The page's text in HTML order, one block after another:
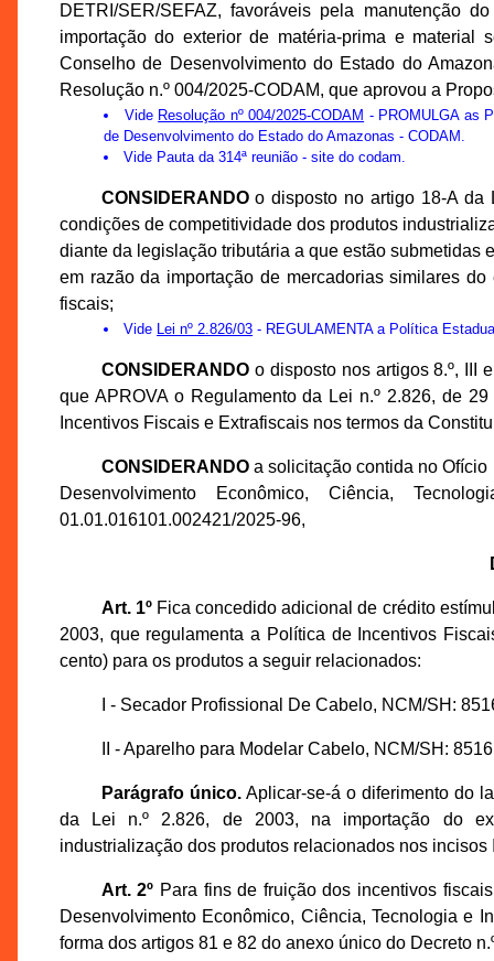
DETRI/SER/SEFAZ, favoráveis pela manutenção
importação do exterior de matéria-prima e
Conselho de Desenvolvimento do Estado do
Resolução n.º 004/2025-CODAM, que aprovou a
Vide Resolução nº 004/2025-CODAM - PROMULGA as
de Desenvolvimento do Estado do Amazonas - CODAM.
Vide Pauta da 314ª reunião - site do codam.
CONSIDERANDOo disposto no artigo 18-A da
condições de competitividade dos produtos
diante da legislação tributária a que estão submetidas
em razão da importação de mercadorias similares
fiscais;
Vide Lei nº 2.826/03 - REGULAMENTA a Política
CONSIDERANDOo disposto nos artigos 8.º, III
que APROVA o Regulamento da Lei n.º 2.826, de
Incentivos Fiscais e Extrafiscais nos termos da
CONSIDERANDOa solicitação contida no Ofício
Desenvolvimento Econômico, Ciência,
01.01.016101.002421/2025-96,
Art. 1ºFica concedido adicional de crédito
2003, que regulamenta a Política de Incentivos
cento) para os produtos a seguir relacionados:
I - Secador Profissional De Cabelo, NCM/SH:
II - Aparelho para Modelar Cabelo, NCM/SH:
Parágrafo único.Aplicar-se-á o diferimento do
da Lei n.º 2.826, de 2003, na importação do
industrialização dos produtos relacionados nos incisos
Art. 2º Para fins de fruição dos incentivos
Desenvolvimento Econômico, Ciência, Tecnologia e
forma dos artigos 81 e 82 do anexo único do Decreto